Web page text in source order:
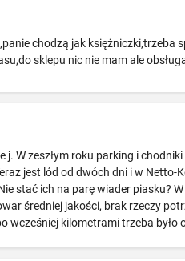
chodzą jak
sklepu nic nie mam ale
j. W zeszłym roku parking i
jest lód od dwóch dni i w Netto-
stać ich na parę wiader piasku?
średniej jakości, brak rzeczy
wcześniej kilometrami trzeba